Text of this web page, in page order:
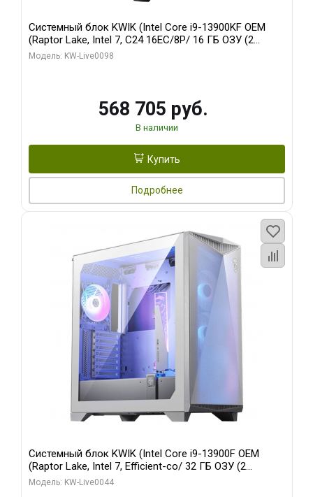
Системный блок KWIK (Intel Core i9-13900KF OEM
(Raptor Lake, Intel 7, C24 16EC/8P/ 16 ГБ ОЗУ (2
модуля)/ Afox RTX4090 24GB GDDR6X 384-Bit 3xDP
Модель: KW-Live0098
568 705 руб.
В наличии
Купить
Подробнее
Системный блок KWIK (Intel Core i9-13900F OEM
(Raptor Lake, Intel 7, Efficient-co/ 32 ГБ ОЗУ (2
модуля)/ Gigabyte RTX5070Ti AERO OC 16GB GDDR7
Модель: KW-Live0044